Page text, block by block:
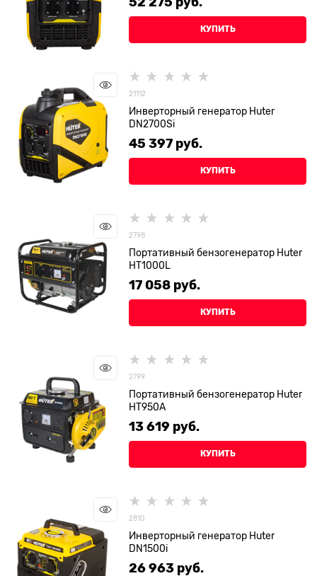
КУПИТЬ
21112
Инверторный генератор Huter
DN2700Si
45 397 руб.
КУПИТЬ
2798
Портативный бензогенератор Huter
HT1000L
17 058 руб.
КУПИТЬ
2799
Портативный бензогенератор Huter
HT950A
13 619 руб.
КУПИТЬ
2810
Инверторный генератор Huter
DN1500i
26 963 руб.